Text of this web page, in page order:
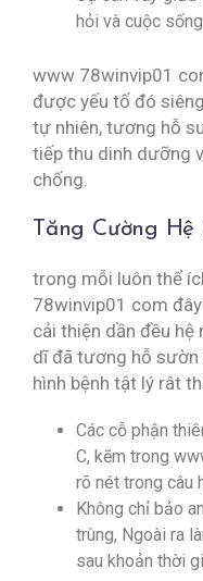
hỏi và cuộc
www 78winvip01
được yếu tố đó
tự nhiên, tương hỗ
tiếp thu dinh dưỡng
chống.
Tăng Cường Hệ
trong mỗi luôn thể
78winvip01 com
cải thiện dần đều hệ
dĩ đã tương hỗ sườn
hình bệnh tật lý rât
Các cỗ phận
C, kẽm trong
rõ nét trong câu
Không chỉ bảo
trùng, Ngoài ra
sau khoản thời